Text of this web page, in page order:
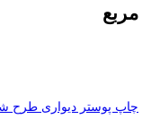
مربع
چاپ پوستر دیواری طرح